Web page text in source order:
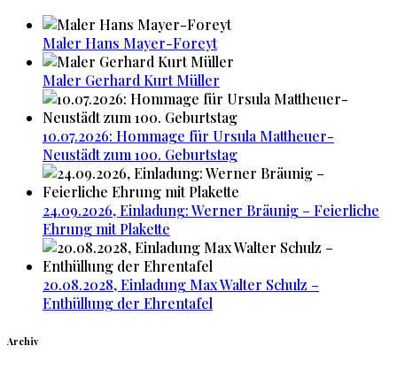
Maler Hans Mayer-Foreyt
Maler Gerhard Kurt Müller
10.07.2026: Hommage für Ursula Mattheuer-
Neustädt zum 100. Geburtstag
24.09.2026, Einladung: Werner Bräunig – Feierliche
Ehrung mit Plakette
20.08.2028, Einladung Max Walter Schulz –
Enthüllung der Ehrentafel
Archiv